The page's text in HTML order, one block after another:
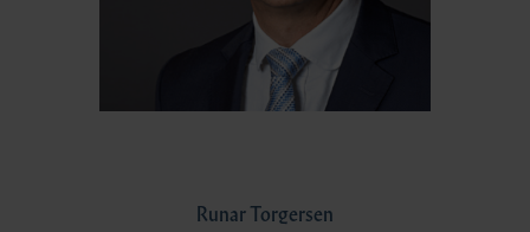
Runar Torgersen